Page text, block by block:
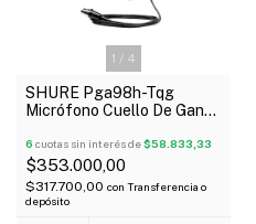
1 / 4
SHURE Pga98h-Tqg
Micrófono Cuello De Ganso
Condenser
6 cuotas sin interés de$58.833,33
$353.000,00
$317.700,00 con Transferencia o
depósito